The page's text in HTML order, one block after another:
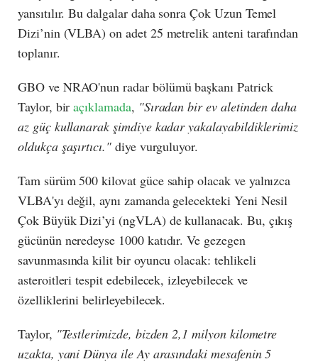
yansıtılır. Bu dalgalar daha sonra Çok Uzun Temel
Dizi’nin (VLBA) on adet 25 metrelik anteni tarafından
toplanır.
GBO ve NRAO'nun radar bölümü başkanı Patrick
Taylor, biraçıklamada, "Sıradan bir ev aletinden daha
az güç kullanarak şimdiye kadar yakalayabildiklerimiz
oldukça şaşırtıcı."diye vurguluyor.
Tam sürüm 500 kilovat güce sahip olacak ve yalnızca
VLBA'yı değil, aynı zamanda gelecekteki Yeni Nesil
Çok Büyük Dizi’yi (ngVLA) de kullanacak. Bu, çıkış
gücünün neredeyse 1000 katıdır. Ve gezegen
savunmasında kilit bir oyuncu olacak: tehlikeli
asteroitleri tespit edebilecek, izleyebilecek ve
özelliklerini belirleyebilecek.
Taylor, "Testlerimizde, bizden 2,1 milyon kilometre
uzakta, yani Dünya ile Ay arasındaki mesafenin 5